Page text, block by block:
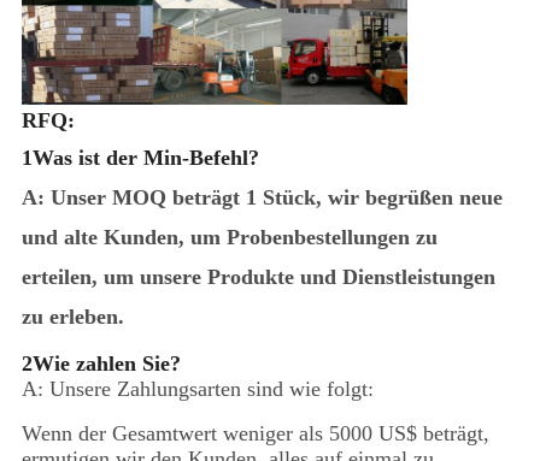
RFQ:
1Was ist der Min-Befehl?
A: Unser MOQ beträgt 1 Stück, wir begrüßen neue
und alte Kunden, um Probenbestellungen zu
erteilen, um unsere Produkte und Dienstleistungen
zu erleben.
2Wie zahlen Sie?
A: Unsere Zahlungsarten sind wie folgt:
Wenn der Gesamtwert weniger als 5000 US$ beträgt,